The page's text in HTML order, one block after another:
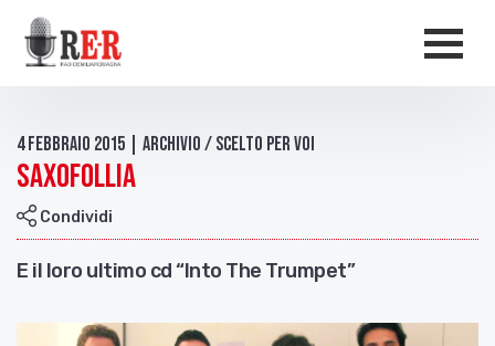
Salta al contenuto principale
4 Febbraio 2015 | Archivio / Scelto per voi
Saxofollia
Condividi
E il loro ultimo cd “Into The Trumpet”